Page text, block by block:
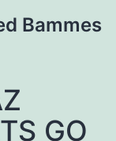
Bammes
GO